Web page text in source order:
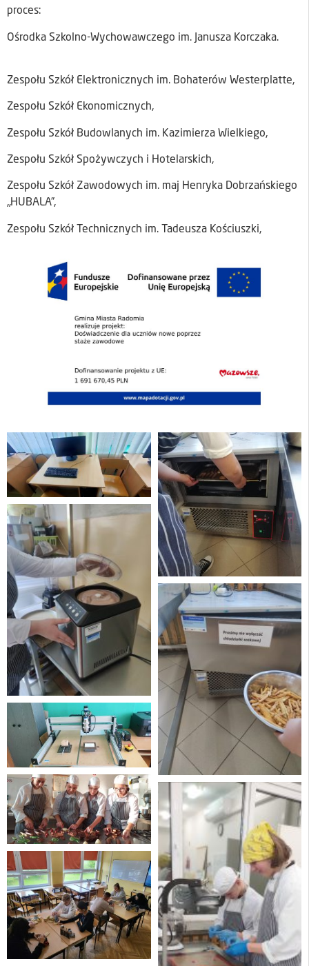
proces:
Ośrodka Szkolno-Wychowawczego im. Janusza Korczaka.
Zespołu Szkół Elektronicznych im. Bohaterów Westerplatte,
Zespołu Szkół Ekonomicznych,
Zespołu Szkół Budowlanych im. Kazimierza Wielkiego,
Zespołu Szkół Spożywczych i Hotelarskich,
Zespołu Szkół Zawodowych im. maj Henryka Dobrzańskiego
„HUBALA”,
Zespołu Szkół Technicznych im. Tadeusza Kościuszki,